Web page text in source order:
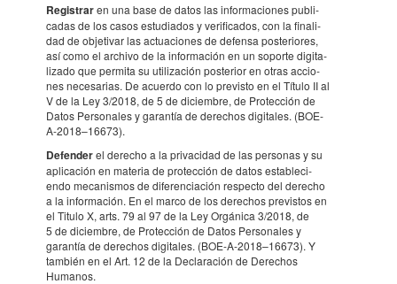
Regis­traren una base de datos las infor­ma­ci­o­nes publi­
ca­das de los casos estu­di­a­dos y veri­fi­ca­dos, con la fina­li­
dad de obje­ti­var las actu­a­ci­o­nes de defensa poste­ri­o­res,
así como el archivo de la infor­ma­ción en un soporte digi­ta­
li­zado que permita su utili­za­ción poste­rior en otras acci­o­
nes nece­sa­rias. De acuerdo con lo previsto en el Título II al
V de la Ley 3/2018, de 5 de dici­em­bre, de Protec­ción de
Datos Perso­na­les y garan­tía de dere­chos digi­ta­les. (BOE-
A-2018–16673).
Defen­derel dere­cho a la priva­ci­dad de las perso­nas y su
apli­ca­ción en mate­ria de protec­ción de datos esta­ble­ci­
endo meca­nis­mos de dife­ren­ci­a­ción respecto del dere­cho
a la infor­ma­ción. En el marco de los dere­chos previs­tos en
el Titulo X, arts. 79 al 97 de la Ley Orgá­nica 3/2018, de
5 de dici­em­bre, de Protec­ción de Datos Perso­na­les y
garan­tía de dere­chos digi­ta­les. (BOE-A-2018–16673). Y
también en el Art. 12 de la Decla­ra­ción de Dere­chos
Huma­nos.